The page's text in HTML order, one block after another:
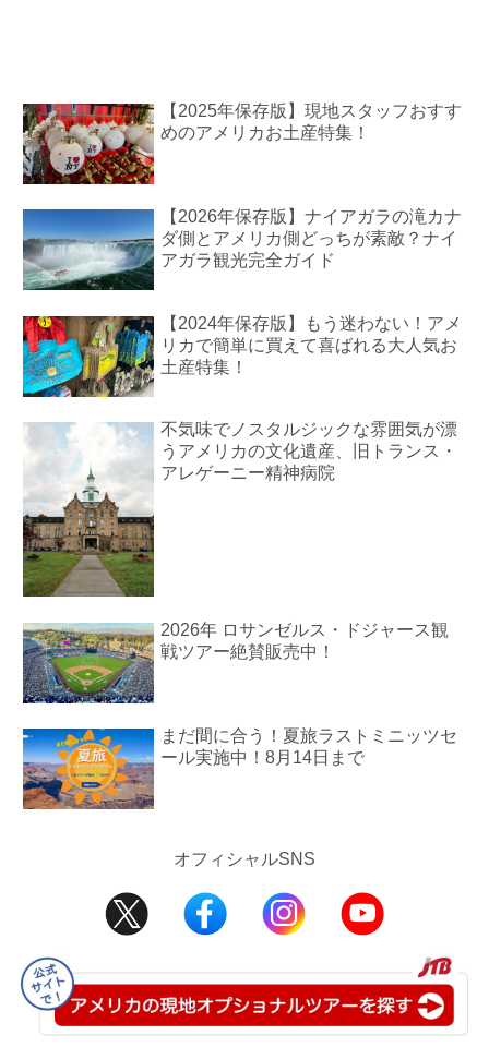
【2025年保存版】現地スタッフおすす
めのアメリカお土産特集！
【2026年保存版】ナイアガラの滝カナ
ダ側とアメリカ側どっちが素敵？ナイ
アガラ観光完全ガイド
【2024年保存版】もう迷わない！アメ
リカで簡単に買えて喜ばれる大人気お
土産特集！
不気味でノスタルジックな雰囲気が漂
うアメリカの文化遺産、旧トランス・
アレゲーニー精神病院
2026年 ロサンゼルス・ドジャース観
戦ツアー絶賛販売中！
まだ間に合う！夏旅ラストミニッツセ
ール実施中！8月14日まで
オフィシャルSNS